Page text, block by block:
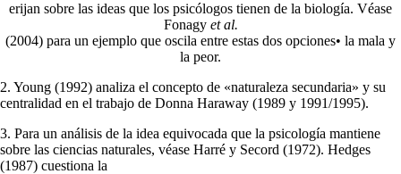
erijan sobre las ideas que los psicólogos tienen de la biología. Véase
Fonagy et al.
(2004) para un ejemplo que oscila entre estas dos opciones• la mala y
la peor.
2. Young (1992) analiza el concepto de «naturaleza secundaria» y su
centralidad en el trabajo de Donna Haraway (1989 y 1991/1995).
3. Para un análisis de la idea equivocada que la psicología mantiene
sobre las ciencias naturales, véase Harré y Secord (1972). Hedges
(1987) cuestiona la